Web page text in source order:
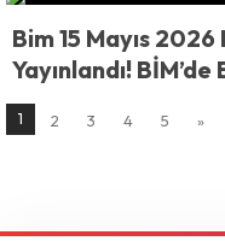
Bim 15 Mayıs
Yayınlandı!
Var! Klima,
Aksiyon Kamerası
1 2 3 4 5 »